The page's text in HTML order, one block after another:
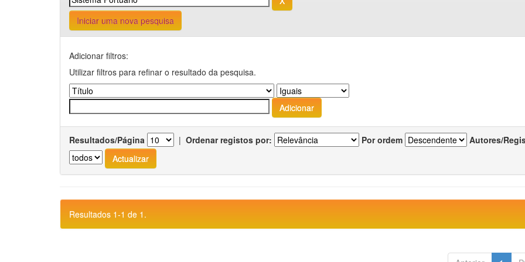
Iniciar uma nova pesquisa
Adicionar filtros:
Utilizar filtros para refinar o resultado da pesquisa.
Resultados/Página | Ordenar registos por: Por ordem Autores/
Resultados 1-1 de 1.